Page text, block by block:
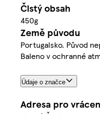
Čistý obsah
450g
Země původu
Portugalsko. Původ
Baleno v ochranné
Údaje o značce
Adresa pro